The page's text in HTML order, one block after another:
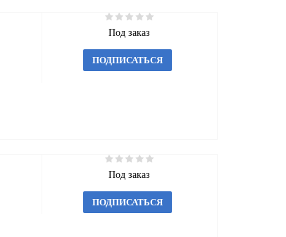
Под заказ
ПОДПИСАТЬСЯ
Под заказ
ПОДПИСАТЬСЯ